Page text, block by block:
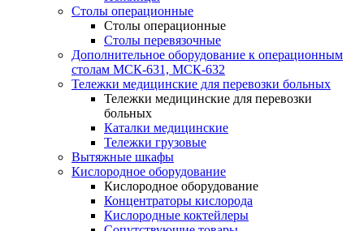
Столы операционные
Столы операционные
Столы перевязочные
Дополнительное оборудование к операционным
столам МСК-631, МСК-632
Тележки медицинские для перевозки больных
Тележки медицинские для перевозки
больных
Каталки медицинские
Тележки грузовые
Вытяжные шкафы
Кислородное оборудование
Кислородное оборудование
Концентраторы кислорода
Кислородные коктейлеры